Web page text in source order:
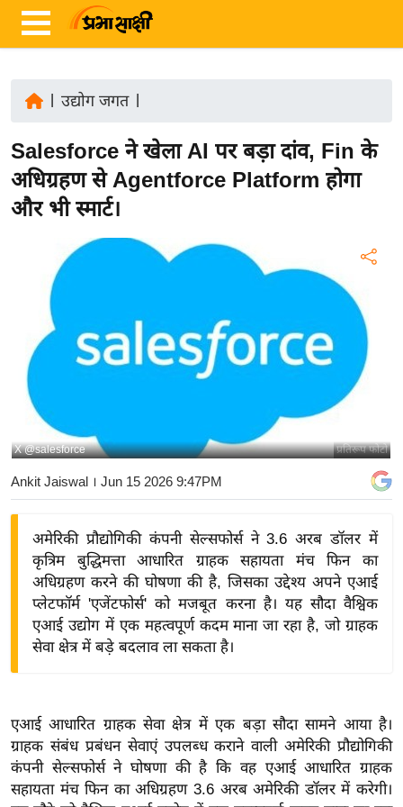
ज़ा
ख
ब
र
त
र्रा
ष्ट्री
बि
ज़
ने
द्यो
शे
ष
ज्ञ
रा
उद्योग जगत|
Salesforce ने खेला AI पर बड़ा दांव, Fin के
अधिग्रहण से Agentforce Platform होगा
और भी स्मार्ट।
प्रतिरूप फोटो
X @salesforce
Ankit Jaiswal । Jun 15 2026 9:47PM
अमेरिकी प्रौद्योगिकी कंपनी सेल्सफोर्स ने 3.6 अरब डॉलर में
कृत्रिम बुद्धिमत्ता आधारित ग्राहक सहायता मंच फिन का
अधिग्रहण करने की घोषणा की है, जिसका उद्देश्य अपने एआई
प्लेटफॉर्म 'एजेंटफोर्स' को मजबूत करना है। यह सौदा वैश्विक
एआई उद्योग में एक महत्वपूर्ण कदम माना जा रहा है, जो ग्राहक
सेवा क्षेत्र में बड़े बदलाव ला सकता है।
एआई आधारित ग्राहक सेवा क्षेत्र में एक बड़ा सौदा सामने आया है।
ग्राहक संबंध प्रबंधन सेवाएं उपलब्ध कराने वाली अमेरिकी प्रौद्योगिकी
कंपनी सेल्सफोर्स ने घोषणा की है कि वह एआई आधारित ग्राहक
सहायता मंच फिन का अधिग्रहण 3.6 अरब अमेरिकी डॉलर में करेगी।